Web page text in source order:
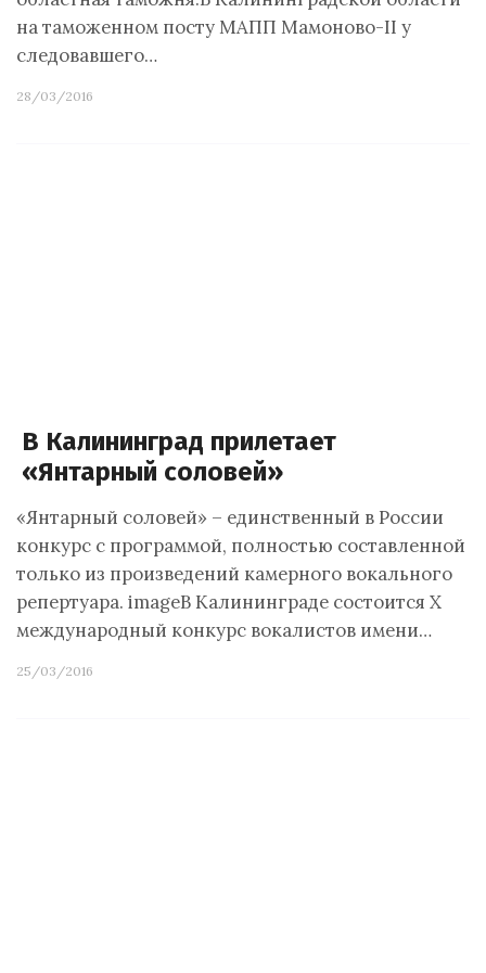
на таможенном посту МАПП Мамоново-II у
следовавшего…
28/03/2016
В Калининград прилетает
«Янтарный соловей»
«Янтарный соловей» – единственный в России
конкурс с программой, полностью составленной
только из произведений камерного вокального
репертуара. imageВ Калининграде состоится X
международный конкурс вокалистов имени…
25/03/2016